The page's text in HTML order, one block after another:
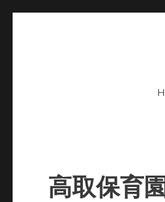
ケアサロン｜
高取保育園